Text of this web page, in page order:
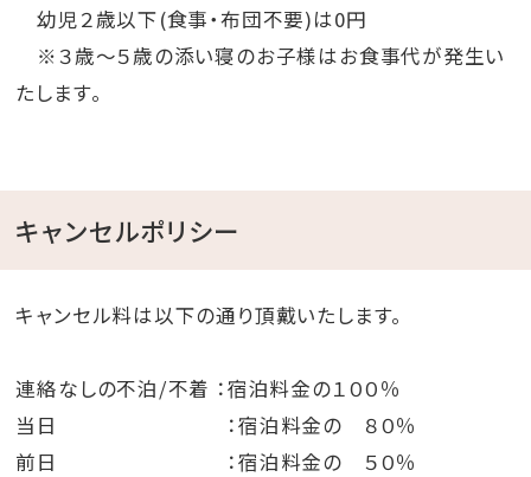
幼児２歳以下(食事・布団不要)は0円
※３歳～５歳の添い寝のお子様はお食事代が発生い
たします。
キャンセルポリシー
キャンセル料は以下の通り頂戴いたします。
連絡なしの不泊/不着 ：宿泊料金の１００％
当日 ：宿泊料金の ８０％
前日 ：宿泊料金の ５０％